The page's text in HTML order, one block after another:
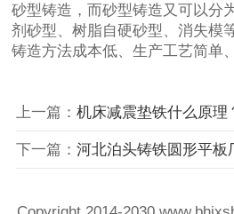
砂型铸造，而砂型铸造又可以分
剂砂型、树脂自硬砂型、消失模
铸造方法成本低、生产工艺简单
上一篇： 机床减震垫铁什么原理
下一篇： 河北泊头铸铁圆形平板